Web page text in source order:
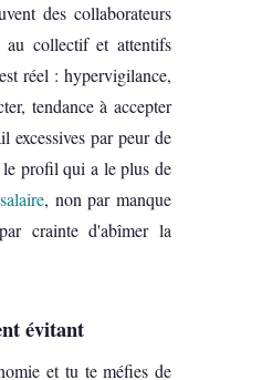
des collaborateurs
au collectif et attentifs
réel : hypervigilance,
tendance à accepter
excessives par peur de
le profil qui a le plus de
, non par manque
crainte d'abîmer la
évitant
et tu te méfies de